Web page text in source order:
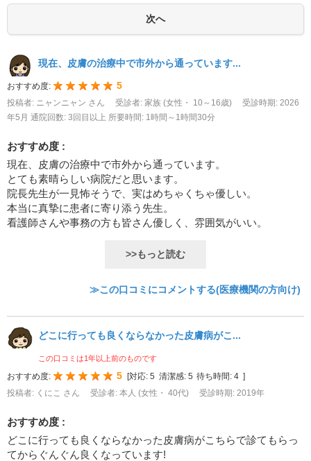
現在、皮膚の治療中で市外から通っています...
おすすめ度: 5
投稿者: ニャンニャン さん 受診者: 家族 (女性・ 10～16歳)
受診時期: 2026
年5月 通院回数: 3回目以上 所要時間: 1時間～1時間30分
おすすめ度 :
現在、皮膚の治療中で市外から通っています。
とても素晴らしい病院だと思います。
院長先生が一見怖そうで、実はめちゃくちゃ優しい。
本当に真摯に患者に寄り添う先生。
看護師さんや事務の方も皆さん優しく、雰囲気がいい。
>>もっと読む
≫この口コミにコメントする(医療機関の方向け)
どこに行っても良くならなかった皮膚病がこ...
この口コミは1年以上前のものです
おすすめ度: 5 [対応: 5 清潔感: 5 待ち時間: 4 ]
投稿者: くにこ さん
受診者: 本人 (女性・ 40代) 受診時期: 2019年
おすすめ度 :
どこに行っても良くならなかった皮膚病がこちらで診てもらっ
てからぐんぐん良くなっています!